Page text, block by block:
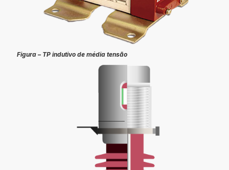
Figura – TP indutivo de média tensão